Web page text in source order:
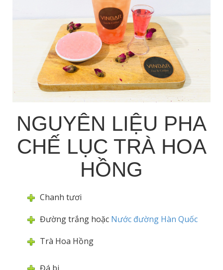
NGUYÊN LIỆU PHA
CHẾ LỤC TRÀ HOA
HỒNG
Chanh tươi
Đường trắng hoặc Nước đường Hàn Quốc
Trà Hoa Hồng